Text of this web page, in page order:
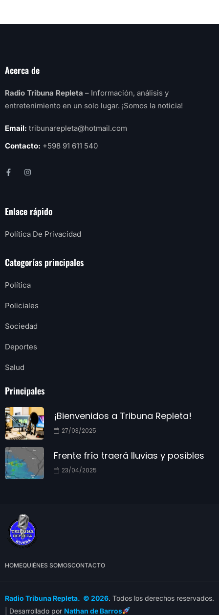
Acerca de
Radio Tribuna Repleta – Información, análisis y
entretenimiento en un solo lugar. ¡Somos la noticia!
Email: tribunarepleta@hotmail.com
Contacto: +598 91 611 540
Enlace rápido
Política De Privacidad
Categorías principales
Política
Policiales
Sociedad
Deportes
Salud
Principales
¡Bienvenidos a Tribuna Repleta!
27/03/2025
Frente frío traerá lluvias y posibles
23/04/2025
HOMEQUIÉNES SOMOSCONTACTO
Radio Tribuna Repleta. © 2026. Todos los derechos reservados.
| Desarrollado por Nathan de Barros